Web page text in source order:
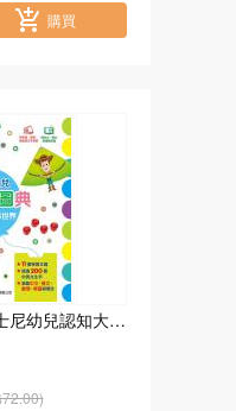
購買
尼幼兒認知大圖